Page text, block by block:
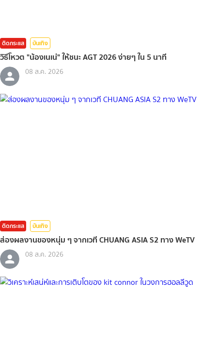
ติดกระแส บันเทิง
วิธีโหวต "น้องเนเน่" ให้ชนะ AGT 2026 ง่ายๆ ใน 5 นาที
08 ส.ค. 2026
ติดกระแส บันเทิง
ส่องผลงานของหนุ่ม ๆ จากเวที CHUANG ASIA S2 ทาง WeTV
08 ส.ค. 2026